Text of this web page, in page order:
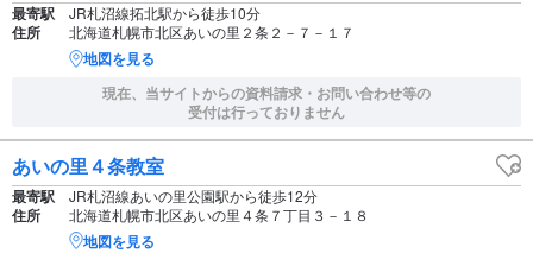
最寄駅 JR札沼線拓北駅から徒歩10分
住所 北海道札幌市北区あいの里２条２－７－１７
地図を見る
現在、当サイトからの資料請求・お問い合わせ等の
受付は行っておりません
あいの里４条教室
最寄駅 JR札沼線あいの里公園駅から徒歩12分
住所 北海道札幌市北区あいの里４条７丁目３－１８
地図を見る